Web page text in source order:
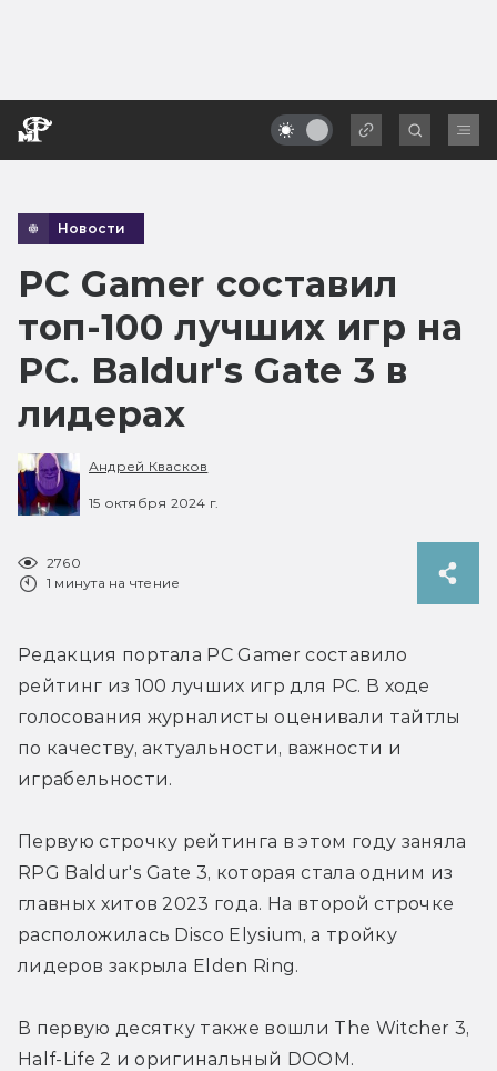
Новости
PC Gamer составил
топ-100 лучших игр на
PC. Baldur's Gate 3 в
лидерах
Андрей Квасков
15 октября 2024 г.
2760
1 минута на чтение
Редакция портала PC Gamer составило
рейтинг из 100 лучших игр для PC. В ходе
голосования журналисты оценивали тайтлы
по качеству, актуальности, важности и
играбельности.
Первую строчку рейтинга в этом году заняла
RPG Baldur's Gate 3, которая стала одним из
главных хитов 2023 года. На второй строчке
расположилась Disco Elysium, а тройку
лидеров закрыла Elden Ring.
В первую десятку также вошли The Witcher 3,
Half-Life 2 и оригинальный DOOM.